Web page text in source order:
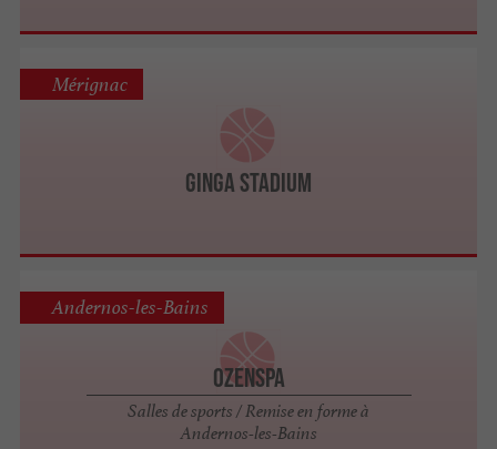
Ginga Stadium
Mérignac
Ozenspa
Salles de sports / Remise en forme à
Andernos-les-Bains
Andernos-les-Bains